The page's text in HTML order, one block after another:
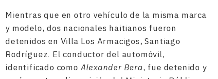
Mientras que en otro vehículo de la misma marca
y modelo, dos nacionales haitianos fueron
detenidos en Villa Los Armacigos, Santiago
Rodríguez. El conductor del automóvil,
identificado comoAlexander Bera, fue detenido y